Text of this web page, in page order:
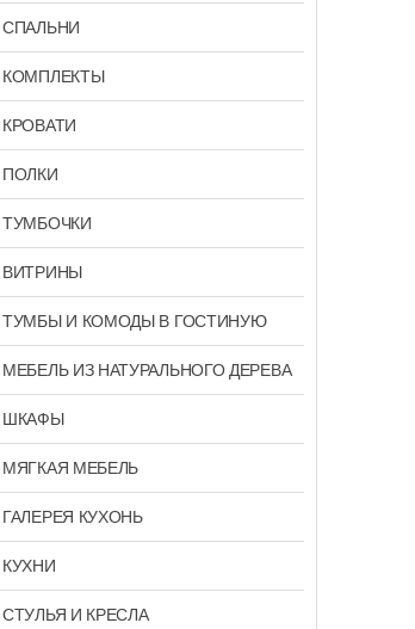
СПАЛЬНИ
КОМПЛЕКТЫ
КРОВАТИ
ПОЛКИ
ТУМБОЧКИ
ВИТРИНЫ
ТУМБЫ И КОМОДЫ В ГОСТИНУЮ
МЕБЕЛЬ ИЗ НАТУРАЛЬНОГО ДЕРЕВА
ШКАФЫ
МЯГКАЯ МЕБЕЛЬ
ГАЛЕРЕЯ КУХОНЬ
КУХНИ
СТУЛЬЯ И КРЕСЛА